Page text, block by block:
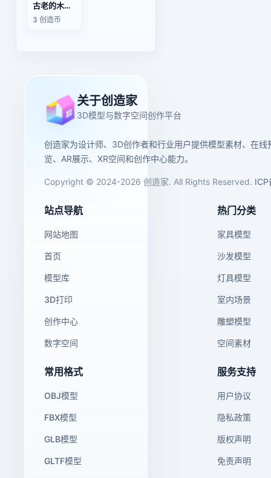
古老的木制平版印刷机
3 创造币
关于创造家
3D模型与数字空间创作平台
创造家为设计师、3D创作者和行业用户提供模型素材、在线
览、AR展示、XR空间和创作中心能力。
Copyright © 2024-2026 创造家. All Rights Reserved. ICP
站点导航
网站地图
首页
模型库
3D打印
创作中心
数字空间
热门分类
家具模型
沙发模型
灯具模型
室内场景
雕塑模型
空间素材
常用格式
OBJ模型
FBX模型
GLB模型
GLTF模型
服务支持
用户协议
隐私政策
版权声明
免责声明